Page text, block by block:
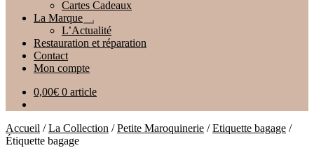
Cartes Cadeaux
La Marque
Ouvrir
le
menu
L’Actualité
Restauration et réparation
Contact
Mon compte
0,00€ 0 article
Accueil /La Collection /Petite Maroquinerie /Etiquette bagage /
Étiquette bagage